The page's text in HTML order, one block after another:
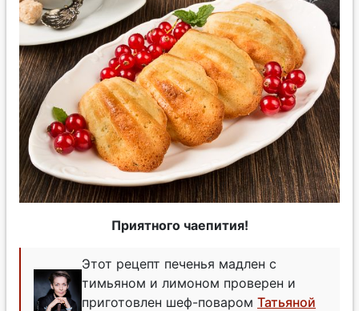
Приятного чаепития!
Этот рецепт печенья мадлен с
тимьяном и лимоном проверен и
приготовлен шеф-поваром Татьяной